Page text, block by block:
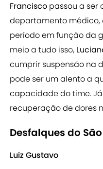
Francisco passou a ser
departamento médico,
período em função da
meio a tudo isso,
cumprir suspensão na
pode ser um alento a
capacidade do time. Já
recuperação de dores
Desfalques do
Luiz Gustavo